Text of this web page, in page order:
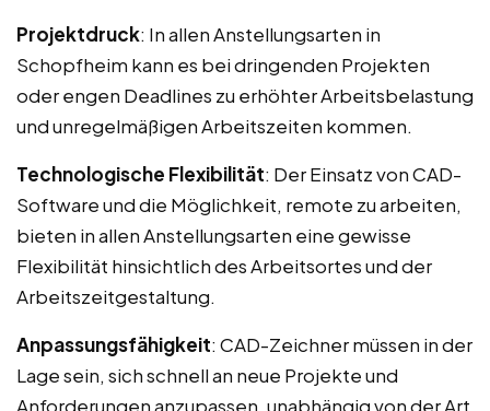
Projektdruck: In allen Anstellungsarten in
Schopfheim kann es bei dringenden Projekten
oder engen Deadlines zu erhöhter Arbeitsbelastung
und unregelmäßigen Arbeitszeiten kommen.
Technologische Flexibilität: Der Einsatz von CAD-
Software und die Möglichkeit, remote zu arbeiten,
bieten in allen Anstellungsarten eine gewisse
Flexibilität hinsichtlich des Arbeitsortes und der
Arbeitszeitgestaltung.
Anpassungsfähigkeit: CAD-Zeichner müssen in der
Lage sein, sich schnell an neue Projekte und
Anforderungen anzupassen, unabhängig von der Art